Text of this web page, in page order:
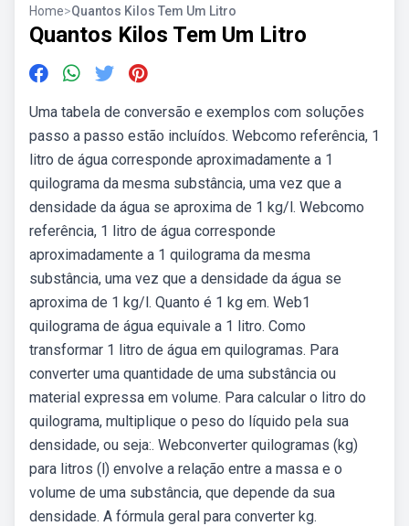
Home>Quantos Kilos Tem Um Litro
Quantos Kilos Tem Um Litro
Uma tabela de conversão e exemplos com soluções
passo a passo estão incluídos. Webcomo referência, 1
litro de água corresponde aproximadamente a 1
quilograma da mesma substância, uma vez que a
densidade da água se aproxima de 1 kg/l. Webcomo
referência, 1 litro de água corresponde
aproximadamente a 1 quilograma da mesma
substância, uma vez que a densidade da água se
aproxima de 1 kg/l. Quanto é 1 kg em. Web1
quilograma de água equivale a 1 litro. Como
transformar 1 litro de água em quilogramas. Para
converter uma quantidade de uma substância ou
material expressa em volume. Para calcular o litro do
quilograma, multiplique o peso do líquido pela sua
densidade, ou seja:. Webconverter quilogramas (kg)
para litros (l) envolve a relação entre a massa e o
volume de uma substância, que depende da sua
densidade. A fórmula geral para converter kg.